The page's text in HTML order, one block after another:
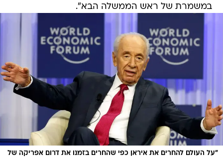
במשמרת של ראש הממשלה הבא".
"על העולם להחרים את איראן כפי שהחרים בזמנו את דרום אפריקה של